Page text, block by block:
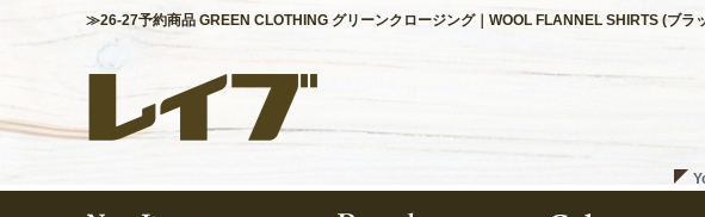
≫26-27予約商品 GREEN CLOTHING グリーンクロージング｜WOOL FLANNEL SHIRTS (ブラ